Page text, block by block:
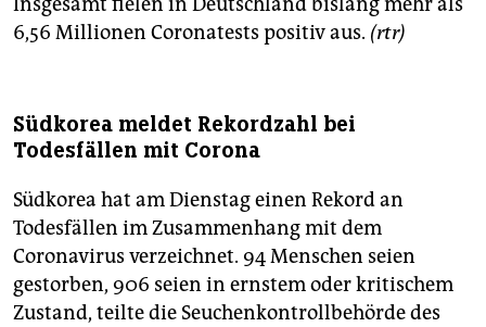
6,56 Millionen Coronatests positiv aus. (rtr)
Südkorea meldet Rekordzahl bei
Todesfällen mit Corona
Südkorea hat am Dienstag einen Rekord an
Todesfällen im Zusammenhang mit dem
Coronavirus verzeichnet. 94 Menschen seien
gestorben, 906 seien in ernstem oder kritischem
Zustand, teilte die Seuchenkontrollbehörde des